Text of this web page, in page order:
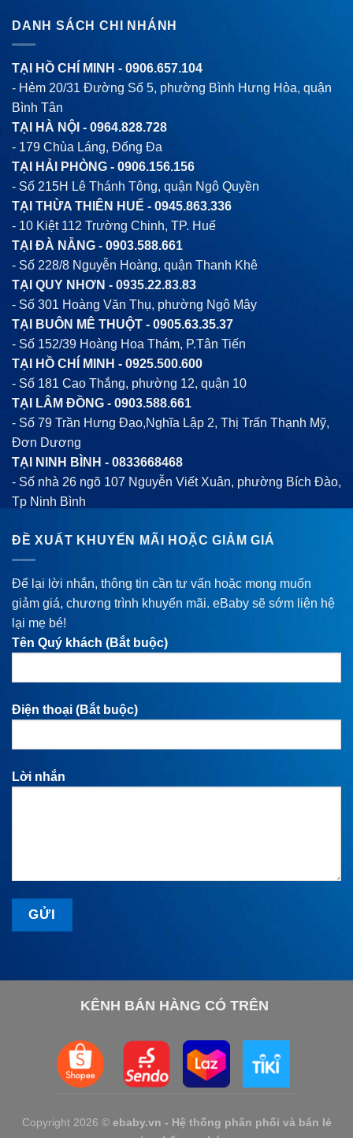
DANH SÁCH CHI NHÁNH
TẠI HỒ CHÍ MINH - 0906.657.104
- Hẻm 20/31 Đường Số 5, phường Bình Hưng Hòa, quận
Bình Tân
TẠI HÀ NỘI - 0964.828.728
- 179 Chùa Láng, Đống Đa
TẠI HẢI PHÒNG - 0906.156.156
- Số 215H Lê Thánh Tông, quận Ngô Quyền
TẠI THỪA THIÊN HUẾ - 0945.863.336
- 10 Kiệt 112 Trường Chinh, TP. Huế
TẠI ĐÀ NẴNG - 0903.588.661
- Số 228/8 Nguyễn Hoàng, quận Thanh Khê
TẠI QUY NHƠN - 0935.22.83.83
- Số 301 Hoàng Văn Thụ, phường Ngô Mây
TẠI BUÔN MÊ THUỘT - 0905.63.35.37
- Số 152/39 Hoàng Hoa Thám, P.Tân Tiến
TẠI HỒ CHÍ MINH - 0925.500.600
- Số 181 Cao Thắng, phường 12, quận 10
TẠI LÂM ĐỒNG - 0903.588.661
- Số 79 Trần Hưng Đạo,Nghĩa Lập 2, Thị Trấn Thạnh Mỹ,
Đơn Dương
TẠI NINH BÌNH - 0833668468
- Số nhà 26 ngõ 107 Nguyễn Viết Xuân, phường Bích Đào,
Tp Ninh Bình
ĐỀ XUẤT KHUYẾN MÃI HOẶC GIẢM GIÁ
Để lại lời nhắn, thông tin cần tư vấn hoặc mong muốn
giảm giá, chương trình khuyến mãi. eBaby sẽ sớm liện hệ
lại mẹ bé!
Tên Quý khách (Bắt buộc)
Điện thoại (Bắt buộc)
Lời nhắn
KÊNH BÁN HÀNG CÓ TRÊN
Copyright 2026 © ebaby.vn - Hệ thống phân phối và bán lẻ